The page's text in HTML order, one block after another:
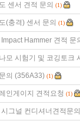
센서 견적 문의 (1)
(충격) 센서 문의 (1)
Impact Hammer 견적 문
모 시험기 및 코깅토크
의 (356A33) (1)
인게이지 견적요청 (1)
시그널 컨디셔너견적문의